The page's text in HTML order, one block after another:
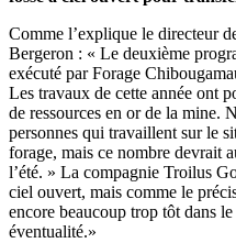
Comme l’explique le directeur
Bergeron : « Le deuxième
exécuté par Forage
Les travaux de cette année ont
de ressources en or de la mine.
personnes qui travaillent sur le
forage, mais ce nombre devrait
l’été. » La compagnie Troilus
ciel ouvert, mais comme le
encore beaucoup trop tôt dans
éventualité.»